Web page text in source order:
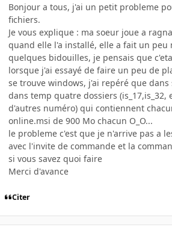
Bonjour a tous, j'ai un petit probleme
fichiers.
Je vous explique : ma soeur joue a
quand elle l'a installé, elle a fait un peu
quelques bidouilles, je pensais que
lorsque j'ai essayé de faire un peu de
se trouve windows, j'ai repéré que
dans temp quatre dossiers (is_17,is_32,
d'autres numéro) qui contiennent
online.msi de 900 Mo chacun O_O...
le probleme c'est que je n'arrive pas a
avec l'invite de commande et la
si vous savez quoi faire
Merci d'avance
Citer